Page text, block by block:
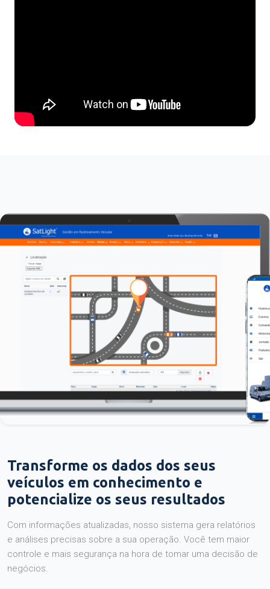
Transforme os dados dos seus
veículos em conhecimento e
potencialize os seus resultados
Com informações atualizadas, nosso sistema gera relatórios
e análises precisas sobre a sua operação. Você tem maior
controle e mais segurança na hora de tomar uma decisão de
negócios.